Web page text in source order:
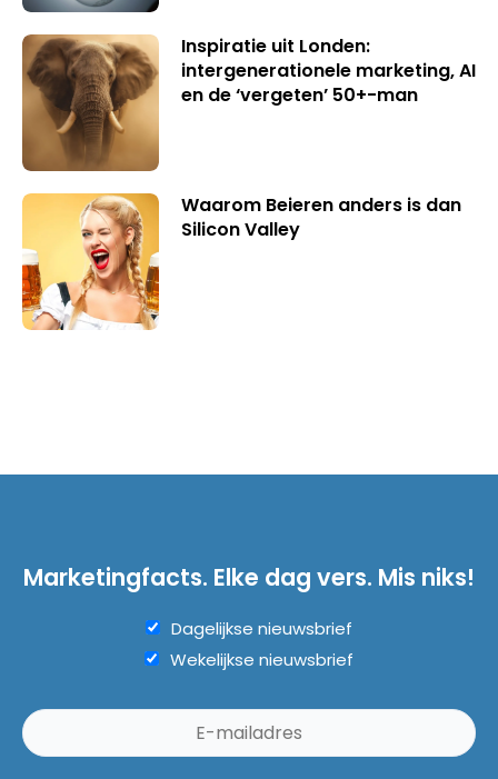
Inspiratie uit Londen:
intergenerationele marketing, AI
en de ‘vergeten’ 50+-man
Waarom Beieren anders is dan
Silicon Valley
Marketingfacts. Elke dag vers. Mis niks!
Dagelijkse nieuwsbrief
Wekelijkse nieuwsbrief